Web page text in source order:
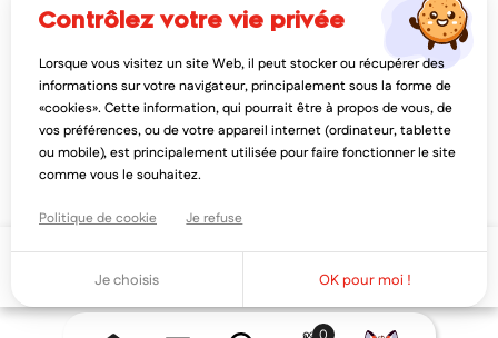
DODIE
dodie 2 sucettes caoutchouc jardin
botanique 0-6 mois
7,52€
6,02€
AJOUTER AU PANIER
MAM
mam perfect naissance
orthodontiques 0 - 2
8,97€
contrôlez votre vie privée
Lorsque vous visitez un site Web, il peut stocker ou récupérer des
informations sur votre navigateur, principalement sous la forme de
«cookies». Cette information, qui pourrait être à propos de vous, de
vos préférences, ou de votre appareil internet (ordinateur, tablette
ou mobile), est principalement utilisée pour faire fonctionner le site
comme vous le souhaitez.
Politique de cookie Je refuse
Je choisis OK pour moi !